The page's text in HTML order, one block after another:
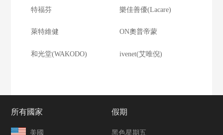
特福芬 樂佳善優(Lacare)
萊特維健 ON奧普帝蒙
和光堂(WAKODO) ivenet(艾唯倪)
所有國家
美國
假期
黑色星期五